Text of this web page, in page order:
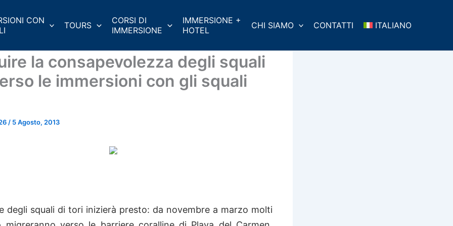
CON
TOURS
CORSI DI
IMMERSIONE
IMMERSIONE +
HOTEL
CHI SIAMO CONTATTI ITALIANO
la consapevolezza degli squali
le immersioni con gli squali
/ 5 Agosto, 2013
degli squali di tori inizierà presto: da novembre a marzo molti